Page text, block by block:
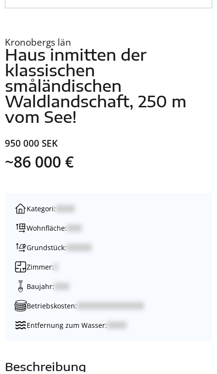
Kronobergs län
Haus inmitten der
klassischen
småländischen
Waldlandschaft, 250 m
vom See!
950 000 SEK
~86 000 €
Kategori:
Wohnfläche:
Grundstück:
Zimmer:
Baujahr:
Betriebskosten:
Entfernung zum Wasser:
Beschreibung